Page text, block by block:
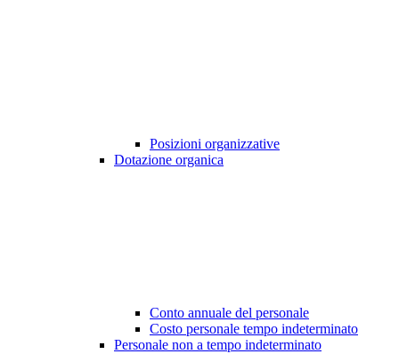
Posizioni organizzative
Dotazione organica
Conto annuale del personale
Costo personale tempo indeterminato
Personale non a tempo indeterminato